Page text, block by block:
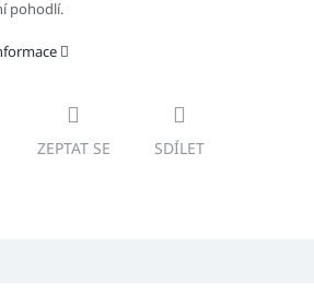
pohodlí.
ZEPTAT SE SDÍLET